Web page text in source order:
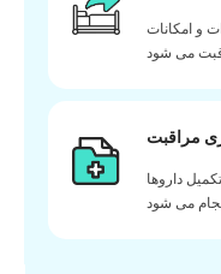
و امکانات
می شود
مراقبت
داروها
می شود